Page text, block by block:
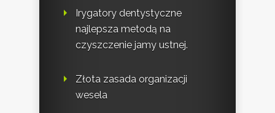
Irygatory dentystyczne
najlepsza metodą na
czyszczenie jamy ustnej.
Złota zasada organizacji
wesela